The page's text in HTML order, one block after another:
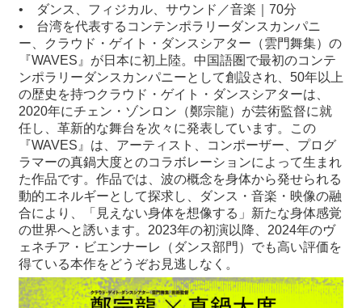
•
ダンス、フィジカル、サウンド／音楽｜70分
•
台湾を代表するコンテンポラリーダンスカンパニ
ー、クラウド・ゲイト・ダンスシアター（雲門舞集）の
『WAVES』が日本に初上陸。中国語圏で最初のコンテ
ンポラリーダンスカンパニーとして創設され、50年以上
の歴史を持つクラウド・ゲイト・ダンスシアターは、
2020年にチェン・ゾンロン（鄭󠄀宗龍）が芸術監督に就
任し、革新的な舞台を次々に発表しています。この
『WAVES』は、アーティスト、コンポーザー、プログ
ラマーの真鍋大度とのコラボレーションによって生まれ
た作品です。作品では、波の概念を身体から発せられる
動的エネルギーとして探求し、ダンス・音楽・映像の融
合により、「見えない身体を想像する」新たな身体感覚
の世界へと誘います。2023年の初演以降、2024年のヴ
ェネチア・ビエンナーレ（ダンス部門）でも高い評価を
得ている本作をどうぞお見逃しなく。